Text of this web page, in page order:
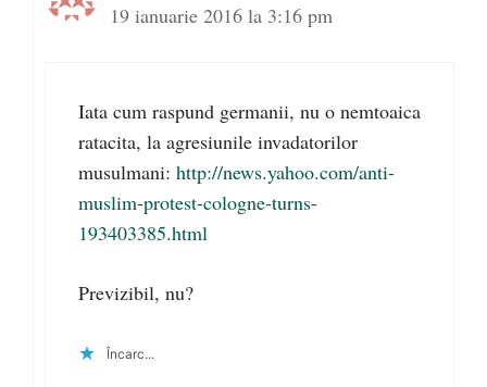
19 ianuarie 2016 la 3:16 pm
Iata cum raspund germanii, nu o nemtoaica
ratacita, la agresiunile invadatorilor
musulmani: http://news.yahoo.com/anti-
muslim-protest-cologne-turns-
193403385.html
Previzibil, nu?
Încarc...